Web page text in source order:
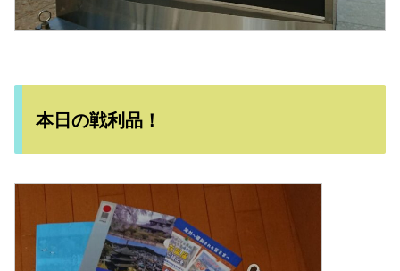
本日の戦利品！